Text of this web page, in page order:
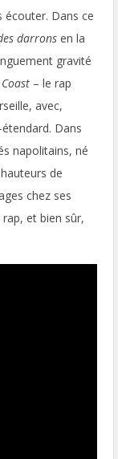
écouter. Dans ce
darrons en la
gravité
– le rap
avec,
Dans
napolitains, né
de
chez ses
et bien sûr,